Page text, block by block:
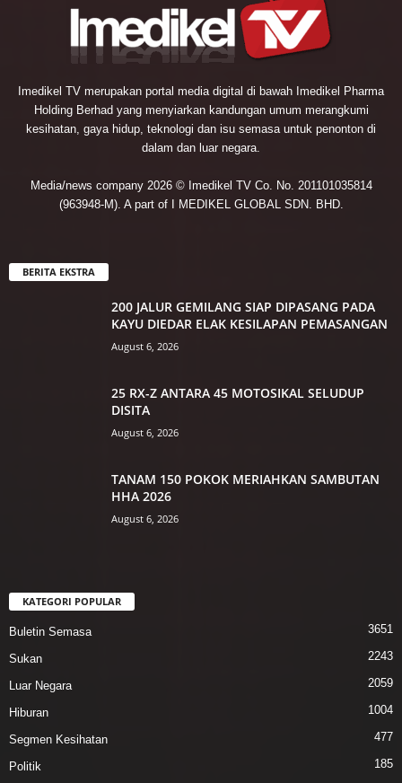
Imedikel TV merupakan portal media digital di bawah Imedikel Pharma
Holding Berhad yang menyiarkan kandungan umum merangkumi
kesihatan, gaya hidup, teknologi dan isu semasa untuk penonton di
dalam dan luar negara.
Media/news company 2026 © Imedikel TV Co. No. 201101035814
(963948-M). A part of I MEDIKEL GLOBAL SDN. BHD.
BERITA EKSTRA
200 JALUR GEMILANG SIAP DIPASANG PADA
KAYU DIEDAR ELAK KESILAPAN PEMASANGAN
August 6, 2026
25 RX-Z ANTARA 45 MOTOSIKAL SELUDUP
DISITA
August 6, 2026
TANAM 150 POKOK MERIAHKAN SAMBUTAN
HHA 2026
August 6, 2026
KATEGORI POPULAR
Buletin Semasa 3651
Sukan 2243
Luar Negara 2059
Hiburan 1004
Segmen Kesihatan 477
Politik 185